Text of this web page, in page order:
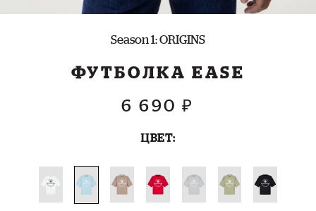
Season 1: ORIGINS
ФУТБОЛКА EASE
6 690 ₽
ЦВЕТ: